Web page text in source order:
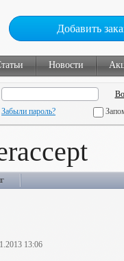
Добавить
Новости
Забыли пароль?
13:06